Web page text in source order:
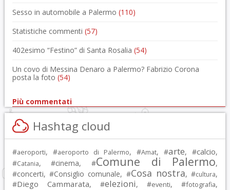
Sesso in automobile a Palermo (110)
Statistiche commenti (57)
402esimo “Festino” di Santa Rosalia (54)
Un covo di Messina Denaro a Palermo? Fabrizio Corona
posta la foto (54)
Più commentati
Hashtag cloud
#aeroporti, #aeroporto di Palermo, #Amat, #arte, #calcio,
#Catania, #cinema, #Comune di Palermo,
#concerti, #Consiglio comunale, #Cosa nostra, #cultura,
#Diego Cammarata, #elezioni, #eventi, #fotografia,